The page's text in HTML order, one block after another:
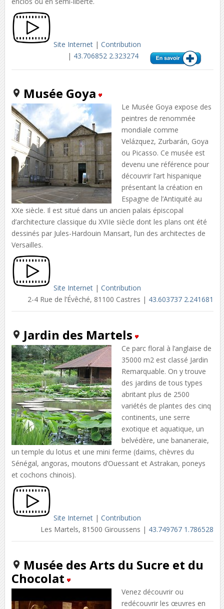
Site Internet| Contribution
| 43.706852 2.323274
Musée Goya
Le Musée Goya expose des
peintres de renommée
mondiale comme
Velázquez, Zurbarán, Goya
ou Picasso. Ce musée est
devenu une référence pour
découvrir l’art hispanique
présentant la création en
Espagne de l’Antiquité au
XXe siècle. Il est situé dans un ancien palais épiscopal
d’architecture classique du XVIIe siècle dont les plans ont été
dessinés par Jules-Hardouin Mansart, l’un des architectes de
Versailles.
Site Internet| Contribution
2-4 Rue de l’Évêché, 81100 Castres | 43.603737 2.241681
Jardin des Martels
Ce parc floral à l’anglaise de
35000 m2 est classé Jardin
Remarquable. On y trouve
des jardins de tous types
abritant plus de 2500
variétés de plantes des cinq
continents, une serre
exotique et aquatique, un
belvédère, une bananeraie,
un temple du lotus et une mini ferme (daims, chèvres du
Sénégal, angoras, moutons d’Ouessant et Astrakan, poneys
et cochons chinois).
Site Internet| Contribution
Les Martels, 81500 Giroussens | 43.749767 1.786528
Musée des Arts du Sucre et du
Chocolat
Venez découvrir ou
redécouvrir les œuvres en